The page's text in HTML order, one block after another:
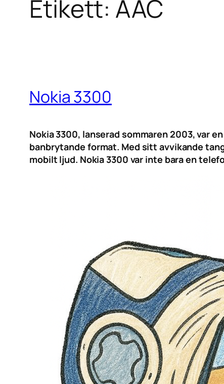
Etikett: AAC
Nokia 3300
Nokia 3300, lanserad sommaren 2003, var
banbrytande format. Med sitt avvikande
mobilt ljud. Nokia 3300 var inte bara en